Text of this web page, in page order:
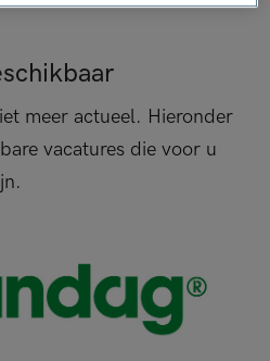
meer actueel. Hieronder
vacatures die voor u